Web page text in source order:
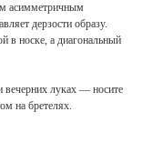
асимметричным
дерзости образу.
в носке, а диагональный
вечерних луках — носите
на бретелях.